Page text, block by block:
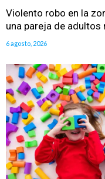
Violento robo en la
una pareja de adultos
6 agosto, 2026